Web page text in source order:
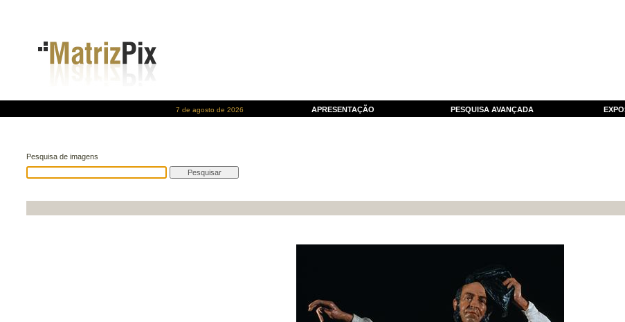
7 de agosto de 2026 APRESENTAÇÃO PESQUISA AVANÇADA
Pesquisa de imagens